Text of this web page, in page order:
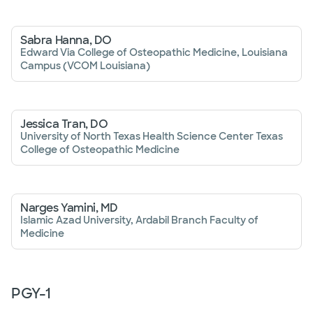
Sabra Hanna, DO
Edward Via College of Osteopathic Medicine, Louisiana
Campus (VCOM Louisiana)
Jessica Tran, DO
University of North Texas Health Science Center Texas
College of Osteopathic Medicine
Narges Yamini, MD
Islamic Azad University, Ardabil Branch Faculty of
Medicine
PGY-1